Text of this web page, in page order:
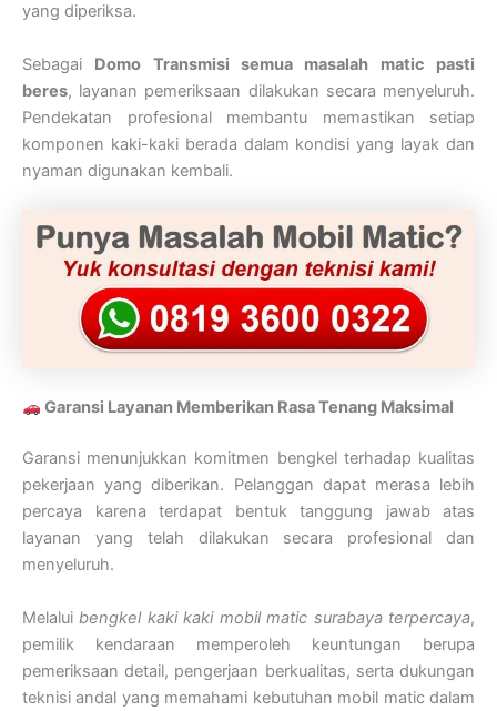
yang diperiksa.
Sebagai Domo Transmisi semua masalah matic pasti
beres, layanan pemeriksaan dilakukan secara menyeluruh.
Pendekatan profesional membantu memastikan setiap
komponen kaki-kaki berada dalam kondisi yang layak dan
nyaman digunakan kembali.
Garansi Layanan Memberikan Rasa Tenang Maksimal
Garansi menunjukkan komitmen bengkel terhadap kualitas
pekerjaan yang diberikan. Pelanggan dapat merasa lebih
percaya karena terdapat bentuk tanggung jawab atas
layanan yang telah dilakukan secara profesional dan
menyeluruh.
Melalui bengkel kaki kaki mobil matic surabaya terpercaya,
pemilik kendaraan memperoleh keuntungan berupa
pemeriksaan detail, pengerjaan berkualitas, serta dukungan
teknisi andal yang memahami kebutuhan mobil matic dalam